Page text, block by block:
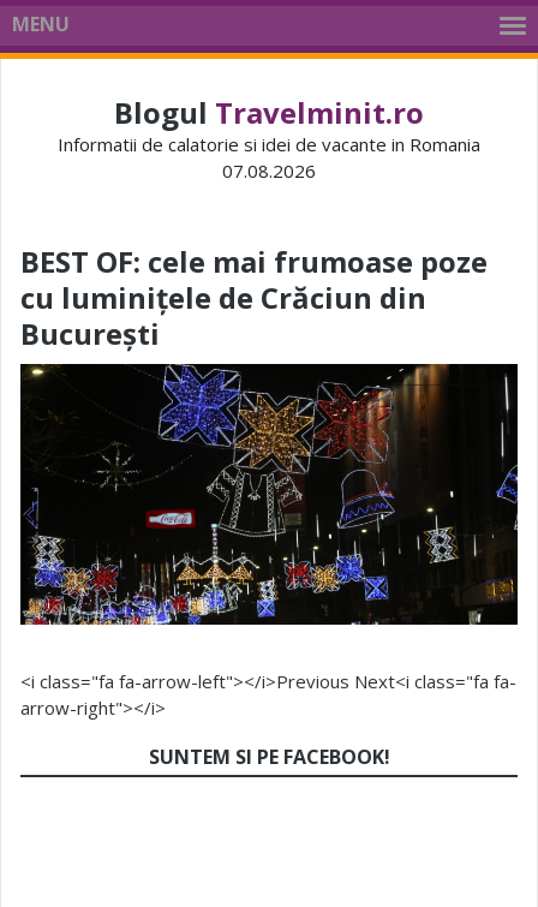
MENU
Blogul Travelminit.ro
Informatii de calatorie si idei de vacante in Romania
07.08.2026
BEST OF: cele mai frumoase poze
cu luminițele de Crăciun din
București
<i class="fa fa-arrow-left"></i>Previous Next<i class="fa fa-
arrow-right"></i>
SUNTEM SI PE FACEBOOK!